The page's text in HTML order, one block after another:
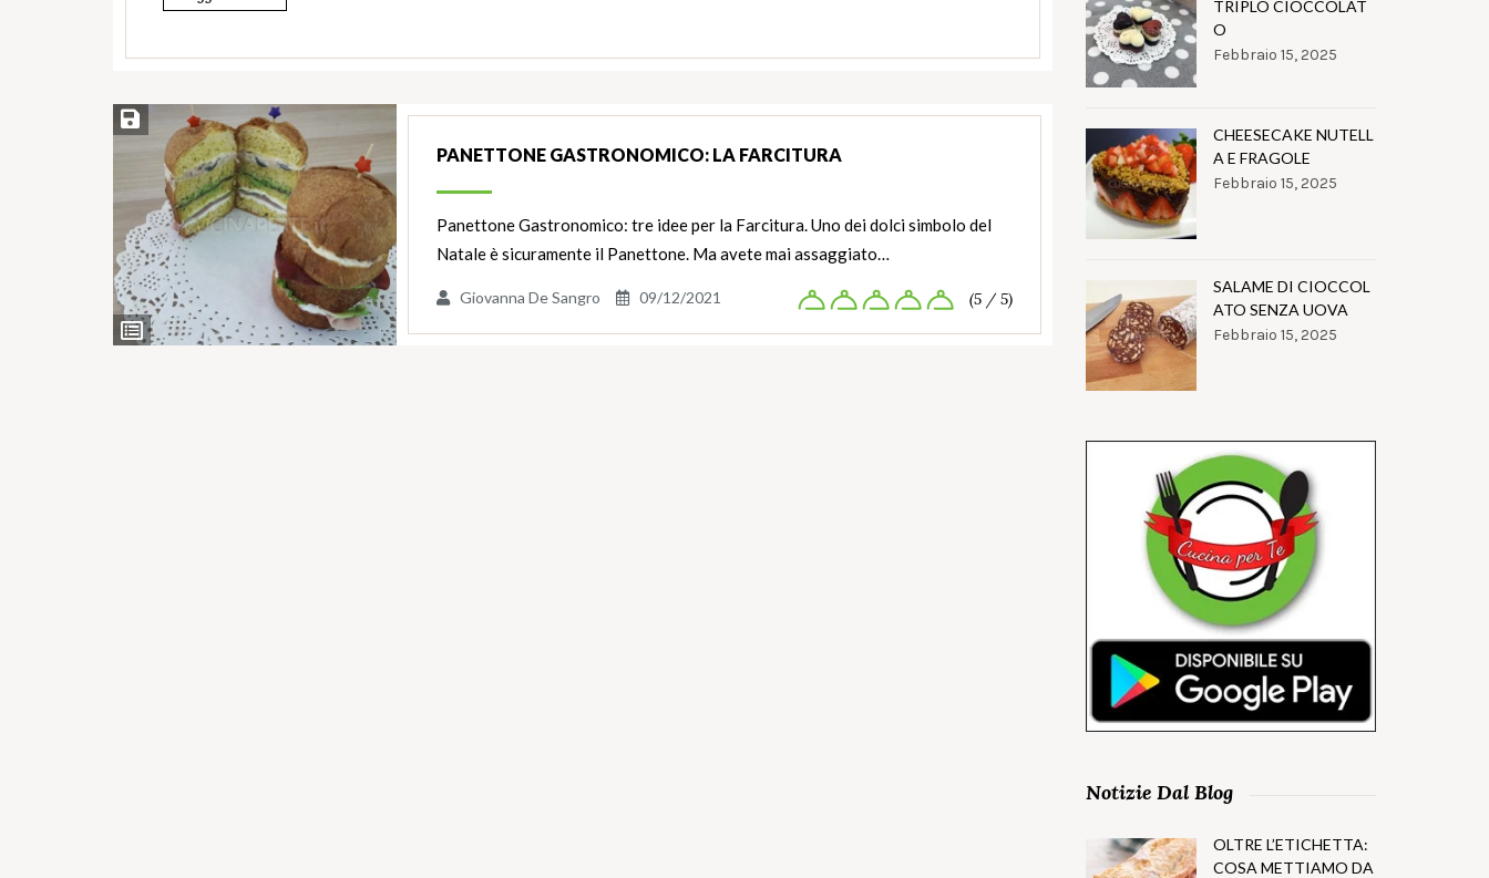
Ingredienti
Salva ricetta
PANETTONE GASTRONOMICO: LA FARCITURA
Panettone Gastronomico: tre idee per la Farcitura. Uno dei dolci simbolo del
Natale è sicuramente il Panettone. Ma avete mai assaggiato…
Giovanna De Sangro 09/12/2021 (5 / 5)
TRIPLO CIOCCOLAT
O
Febbraio 15, 2025
CHEESECAKE NUTELL
A E FRAGOLE
Febbraio 15, 2025
SALAME DI CIOCCOL
ATO SENZA UOVA
Febbraio 15, 2025
Notizie Dal Blog
OLTRE L’ETICHETTA:
COSA METTIAMO DA